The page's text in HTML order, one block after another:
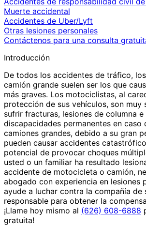
Muerte accidental
Accidentes de Uber/Lyft
Otras lesiones personales
Contáctenos para una consulta
Introducción
De todos los accidentes de tráfico,
camión grande suelen ser los que
más graves. Los motociclistas, al
protección de sus vehículos, son muy
sufrir fracturas, lesiones de columna e
discapacidades permanentes en caso
camiones grandes, debido a su gran
pueden causar accidentes
potencial de provocar choques
usted o un familiar ha resultado
accidente de motocicleta o camión,
abogado con experiencia en lesiones
ayude a luchar contra la compañía de
responsable para obtener la
¡Llame hoy mismo al (626) 608-6888
gratuita!